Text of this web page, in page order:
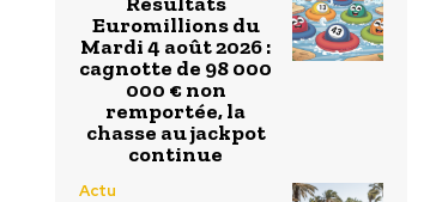
Euromillions du
Mardi 4 août 2026 :
cagnotte de 98 000
000 € non
remportée, la
chasse au jackpot
continue
Actu